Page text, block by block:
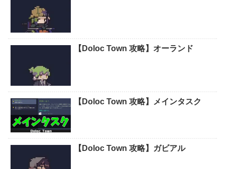
【Doloc Town 攻略】オーランド
【Doloc Town 攻略】メインタスク
【Doloc Town 攻略】ガビアル